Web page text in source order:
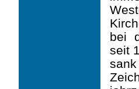
bei
seit